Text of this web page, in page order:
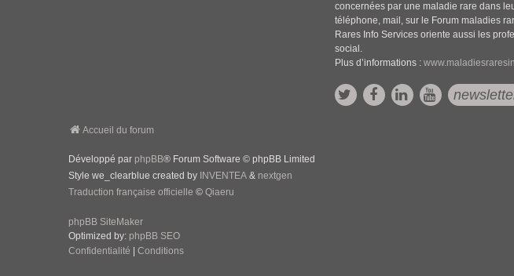
concernées par une maladie rare dans
téléphone, mail, sur le Forum maladies
Rares Info Services oriente aussi les
social.
Plus d’informations :
Accueil du forum
Développé par phpBB® Forum Software © phpBB Limited
Style we_clearblue created by INVENTEA & nextgen
Traduction française officielle © Qiaeru
phpBB SiteMaker
Optimized by: phpBB SEO
Confidentialité
Conditions